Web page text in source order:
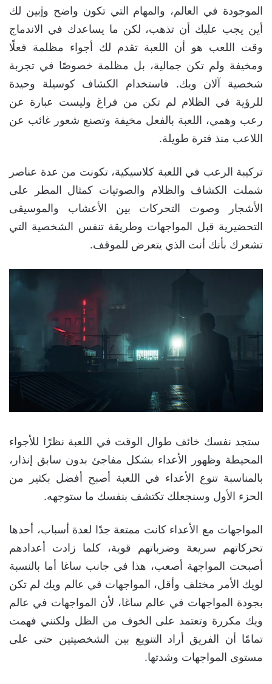
الموجودة في العالم، والمهام التي تكون واضح وjبين لك
أين يجب عليك أن تذهب، لكن ما يساعدك في الاندماج
وقت اللعب هو أن اللعبة تقدم لك أجواء مظلمة فعلًا
ومخيفة ولم تكن جمالية، بل مظلمة خصوصًا في تجربة
شخصية آلان ويك. فاستخدام الكشاف كوسيلة وحيدة
للرؤية في الظلام لم تكن من فراغ وليست عبارة عن
رعب وهمي، اللعبة بالفعل مخيفة وتصنع شعور غائب عن
اللاعب منذ فترة طويلة.
تركيبة الرعب في اللعبة كلاسيكية، تكونت من عدة عناصر
شملت الكشاف والظلام والصوتيات كمثال المطر على
الأشجار وصوت التحركات بين الأعشاب والموسيقى
التحضيرية قبل المواجهات وطريقة تنفس الشخصية التي
تشعرك بأنك أنت الذي يتعرض للموقف.
ستجد نفسك خائف طوال الوقت في اللعبة نظرًا للأجواء
المحيطة وظهور الأعداء بشكل مفاجئ بدون سابق إنذار،
بالمناسبة تنوع الأعداء في اللعبة أصبح أفضل بكثير من
الحزء الأول وسنجعلك تكتشف بنفسك ما ستوجهه.
المواجهات مع الأعداء كانت ممتعة جدًا لعدة أسباب، أحدها
تحركاتهم سريعة وضرباتهم قوية، كلما زادت أعدادهم
أصبحت المواجهة أصعب، هذا في جانب ساغا أما بالنسبة
لويك الأمر مختلف وأقل، المواجهات في عالم ويك لم تكن
بجودة المواجهات في عالم ساغا، لأن المواجهات في عالم
ويك مكررة وتعتمد على الخوف من الظل ولكنني فهمت
تمامًا أن الفريق أراد التنويع بين الشخصيتين حتى على
مستوى المواجهات وشدتها.